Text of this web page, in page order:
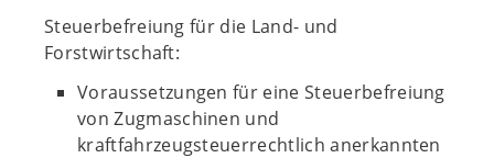
Steuerbefreiung für die Land- und
Forstwirtschaft:
Voraussetzungen für eine Steuerbefreiung
von Zugmaschinen und
kraftfahrzeugsteuerrechtlich anerkannten